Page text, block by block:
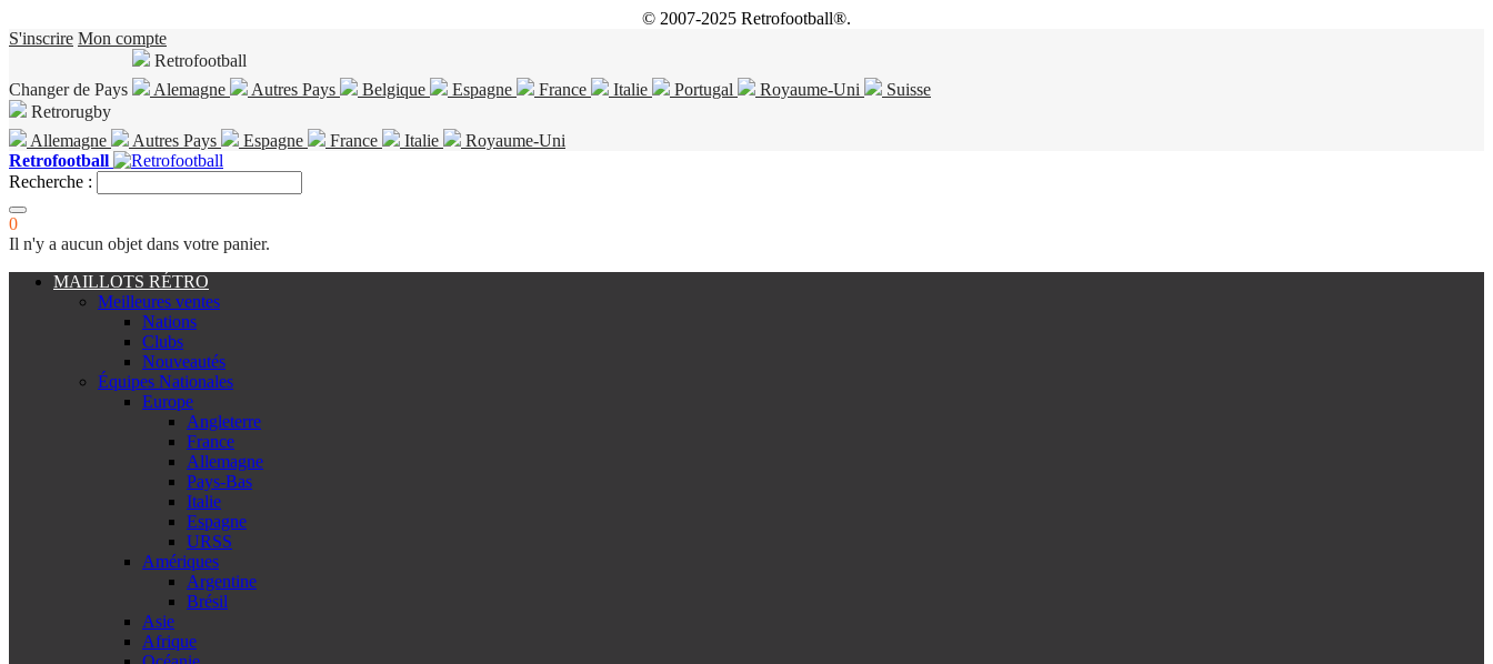
© 2007-2025 Retrofootball®.
S'inscrire Mon compte
Changer de Pays
Retrofootball
Alemagne
Autres Pays Belgique Espagne France Italie Portugal Royaume-Uni
Suisse
Retrorugby
Allemagne
Autres Pays Espagne France Italie
Royaume-Uni
Retrofootball
Recherche :
0
Il n'y a aucun objet dans votre panier.
MAILLOTS RÉTRO
Meilleures ventes
Nations
Clubs
Nouveautés
Équipes Nationales
Europe
Angleterre
France
Allemagne
Pays-Bas
Italie
Espagne
URSS
Amériques
Argentine
Brésil
Asie
Afrique